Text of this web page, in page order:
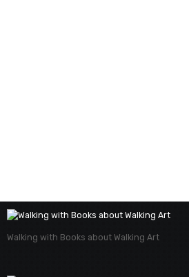
Walking with Books about Walking Art